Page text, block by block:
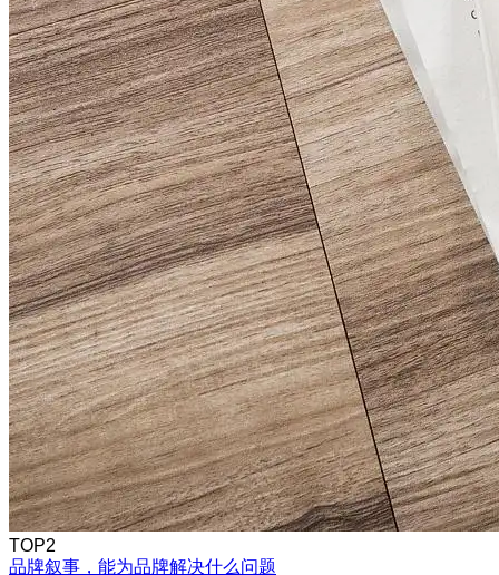
TOP2
品牌叙事，能为品牌解决什么问题